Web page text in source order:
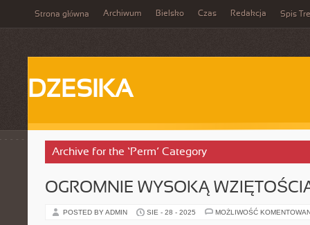
Strona główna Archiwum Bielsko Czas Redakcja Spis
DZESIKA
Archive for the ‘Perm’ Category
OGROMNIE WYSOKĄ
POSTED BY ADMIN SIE - 28 - 2025 MOŻLIWOŚĆ